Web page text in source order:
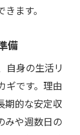
ます。
備
自身の生活リ
ギです。理由
期的な安定収
みや週数日の